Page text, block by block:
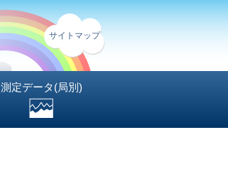
サイトマップ
測定データ(局別)